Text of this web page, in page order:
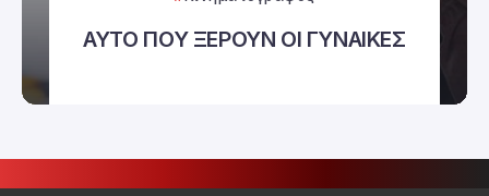
ΑΥΤΟ ΠΟΥ ΞΕΡΟΥΝ ΟΙ ΓΥΝΑΙΚΕΣ